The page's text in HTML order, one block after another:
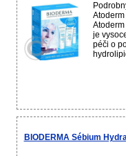
je
péči o
BIODERMA Sébium